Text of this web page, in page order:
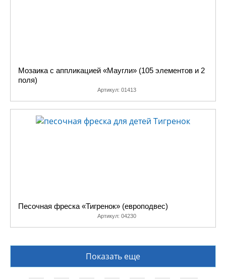
Мозаика с аппликацией «Маугли» (105 элементов и 2
поля)
Артикул: 01413
Песочная фреска «Тигренок» (европодвес)
Артикул: 04230
Показать еще